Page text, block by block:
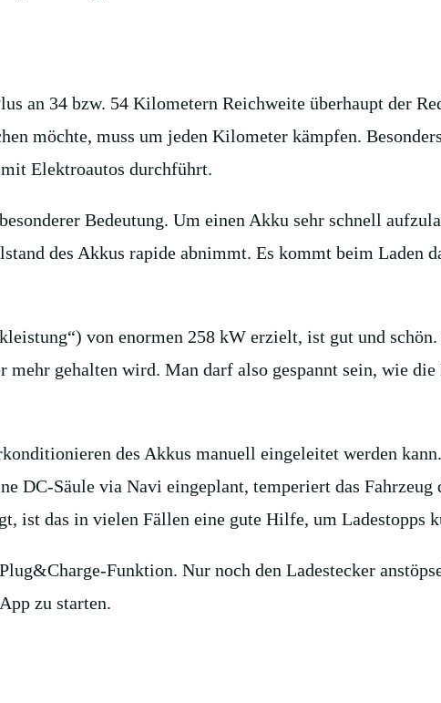
an 34 bzw. 54 Kilometern Reichweite überhaupt der
möchte, muss um jeden Kilometer kämpfen.
Elektroautos durchführt.
Bedeutung. Um einen Akku sehr schnell
des Akkus rapide abnimmt. Es kommt beim Laden
von enormen 258 kW erzielt, ist gut und
mehr gehalten wird. Man darf also gespannt sein, wie
des Akkus manuell eingeleitet werden
DC-Säule via Navi eingeplant, temperiert das
ist das in vielen Fällen eine gute Hilfe, um Ladestopps
Funktion. Nur noch den Ladestecker
zu starten.